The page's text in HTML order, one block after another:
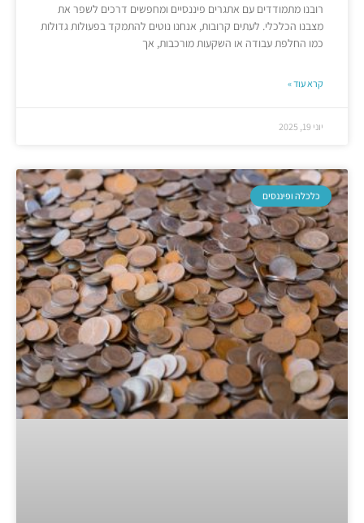
רובנו מתמודדים עם אתגרים פיננסיים ומחפשים דרכים לשפר את
מצבנו הכלכלי. לעתים קרובות, אנחנו נוטים להתמקד בפעולות גדולות
כמו החלפת עבודה או השקעות מורכבות, אך
קרא עוד »
יוני 19, 2025
כלכלה ופיננסים